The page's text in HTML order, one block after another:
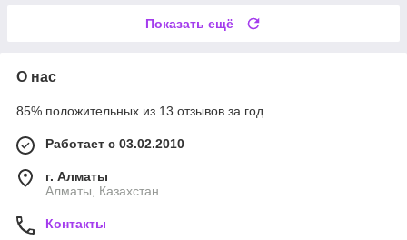
Показать ещё
О нас
85% положительных из 13 отзывов за год
Работает с 03.02.2010
г. Алматы
Алматы, Казахстан
Контакты